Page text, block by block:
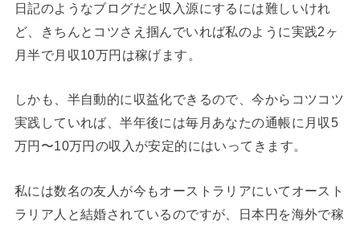
日記のようなブログだと収入源にするには難しいけれ
ど、きちんとコツさえ掴んでいれば私のように実践2ヶ
月半で月収10万円は稼げます。
しかも、半自動的に収益化できるので、今からコツコツ
実践していれば、半年後には毎月あなたの通帳に月収5
万円〜10万円の収入が安定的にはいってきます。
私には数名の友人が今もオーストラリアにいてオースト
ラリア人と結婚されているのですが、日本円を海外で稼